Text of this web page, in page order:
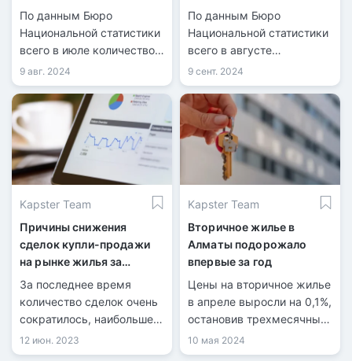
недвижимости
увеличилось на 21,7%
По данным Бюро
Национальной статистики
всего в июле количество
зарегистрированных
сделок купли-продажи
жилья составило 40 099,
из них 9 126 по
индивидуальным домам и
30 973 по квартирам в
многоквартирных домах.
9 авг. 2024
недвижимости
увеличилось на 1,8%
По данным Бюро
Национальной статистики
всего в августе
количество
зарегистрированных
сделок купли-продажи
жилья составило 40 832,
из них 8 981 по
индивидуальным домам и
31 851 по квартирам в
многоквартирных домах.
9 сент. 2024
Kapster Team
Причины снижения
сделок купли-продажи
на рынке жилья за
последний месяц
За последнее время
количество сделок очень
сократилось, наибольшее
снижение заметили в
Алматы и Астане. Первое
12 июн. 2023
Kapster Team
Вторичное жилье в
Алматы подорожало
впервые за год
Цены на вторичное жилье
в апреле выросли на 0,1%,
остановив трехмесячный
тренд снижения, согласно
данным БНС АСПиР РК.
10 мая 2024